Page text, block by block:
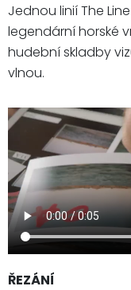
Jednou linií The
legendární horské
hudební skladby
vlnou.
ŘEZÁNÍ